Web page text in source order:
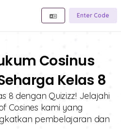
Enter Code
Cosinus
Kelas 8
8 dengan Quizizz! Jelajahi
Cosines kami yang
pembelajaran dan